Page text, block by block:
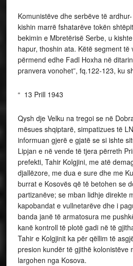
Komunistëve dhe serbëve të
kishin marrë fshatarëve tokën
bekimin e Mbretërisë Serbe, u
hapur, thoshin ata. Këtë segment të
përmend edhe Fadl Hoxha në
pranvera vonohet”, fq.122-123, ku
“ 13 Prill 1943
Qysh dje Velku na tregoi se në
mësues shqiptarë, simpatizues të
informuan gjerë e gjatë se si ishte
Lipjan e në vende të tjera përreth
prefekti, Tahir Kolgjini, me atë
djallëzore, me dua e sure dhe me
burrat e Kosovës që të betohen se
partizanëve; se mban lidhje direkte
kapobandat e vullnetarëve dhe i
banda janë të armatosura me
kanë kontroll të plotë gadi në të
Tahir e Kolgjinit ka për qëllim të
presion kundër të gjithë kolonistëve
largohen nga Kosova.